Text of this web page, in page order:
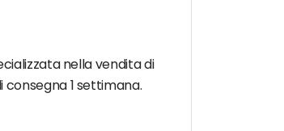
nella vendita di
1 settimana.